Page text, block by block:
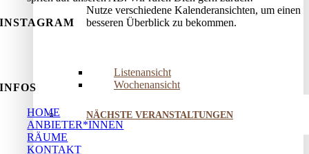
Nutze verschiedene Kalenderansichten, um einen
besseren Überblick zu bekommen.
Listenansicht
Wochenansicht
NÄCHSTE VERANSTALTUNGEN
INSTAGRAM
INFOS
HOME
ANBIETER*INNEN
RÄUME
KONTAKT